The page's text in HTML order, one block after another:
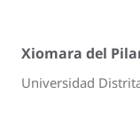
Xiomara del
Universidad